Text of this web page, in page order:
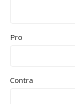
Pro
Contra